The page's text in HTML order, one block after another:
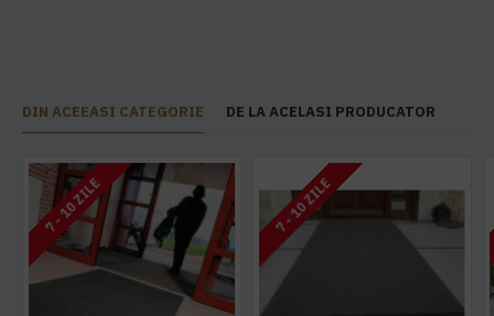
DIN ACEEASI CATEGORIE DE LA ACELASI PRODUCATOR
7 - 10 ZILE 7 - 10 ZILE